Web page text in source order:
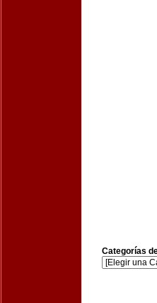
Categorías